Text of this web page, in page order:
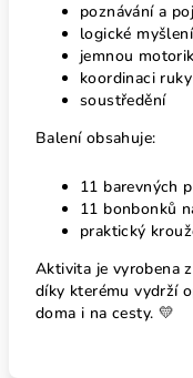
poznávání a
logické
jemnou
koordinaci
soustředění
Balení obsahuje:
11 barevných
11 bonbonků
praktický
Aktivita je vyrobena
díky kterému vydrží
doma i na cesty. 💛